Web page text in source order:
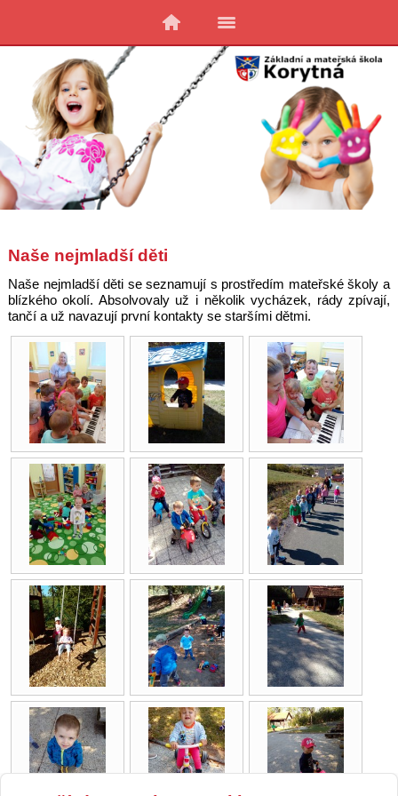
Naše nejmladší děti
Naše nejmladší děti se seznamují s prostředím mateřské školy a
blízkého okolí. Absolvovaly už i několik vycházek, rády zpívají,
tančí a už navazují první kontakty se staršími dětmi.